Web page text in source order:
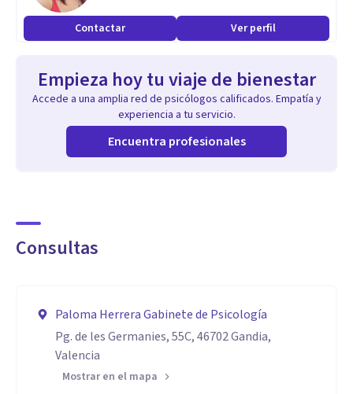
enfoques Psicológicos dentro del contexto social y
educativo, tratando de orientar y resolver los problemas
analizando los factores personales y contextuales que
contribuyen a dicha problemática.
Contactar Ver perfil
Empieza hoy tu viaje de bienestar
Accede a una amplia red de psicólogos calificados. Empatía y
experiencia a tu servicio.
Encuentra profesionales
Consultas
Paloma Herrera Gabinete de Psicología
Pg. de les Germanies, 55C, 46702 Gandia,
Valencia
Mostrar en el mapa